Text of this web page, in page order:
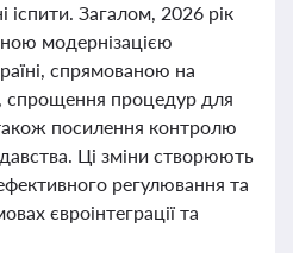
іспити. Загалом, 2026 рік
модернізацією
спрямованою на
спрощення процедур для
посилення контролю
Ці зміни створюють
регулювання та
євроінтеграції та